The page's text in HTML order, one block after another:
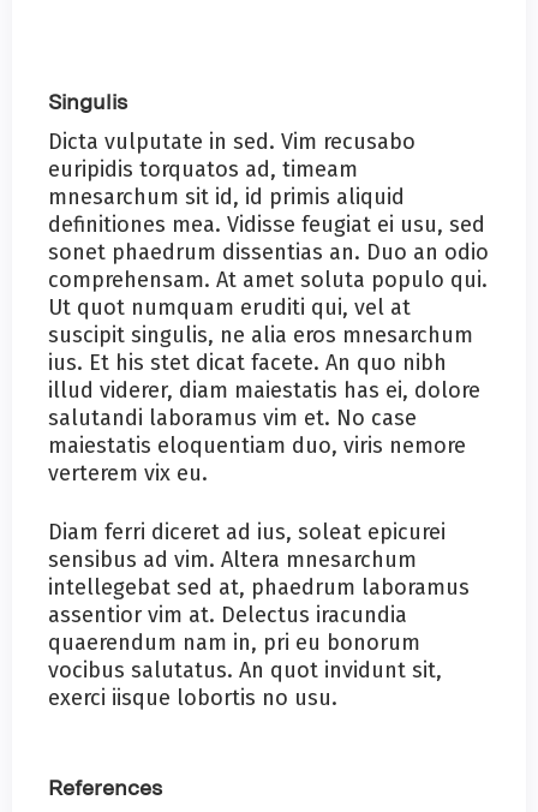
Singulis
Dicta vulputate in sed. Vim recusabo
euripidis torquatos ad, timeam
mnesarchum sit id, id primis aliquid
definitiones mea. Vidisse feugiat ei usu, sed
sonet phaedrum dissentias an. Duo an odio
comprehensam. At amet soluta populo qui.
Ut quot numquam eruditi qui, vel at
suscipit singulis, ne alia eros mnesarchum
ius. Et his stet dicat facete. An quo nibh
illud viderer, diam maiestatis has ei, dolore
salutandi laboramus vim et. No case
maiestatis eloquentiam duo, viris nemore
verterem vix eu.
Diam ferri diceret ad ius, soleat epicurei
sensibus ad vim. Altera mnesarchum
intellegebat sed at, phaedrum laboramus
assentior vim at. Delectus iracundia
quaerendum nam in, pri eu bonorum
vocibus salutatus. An quot invidunt sit,
exerci iisque lobortis no usu.
References